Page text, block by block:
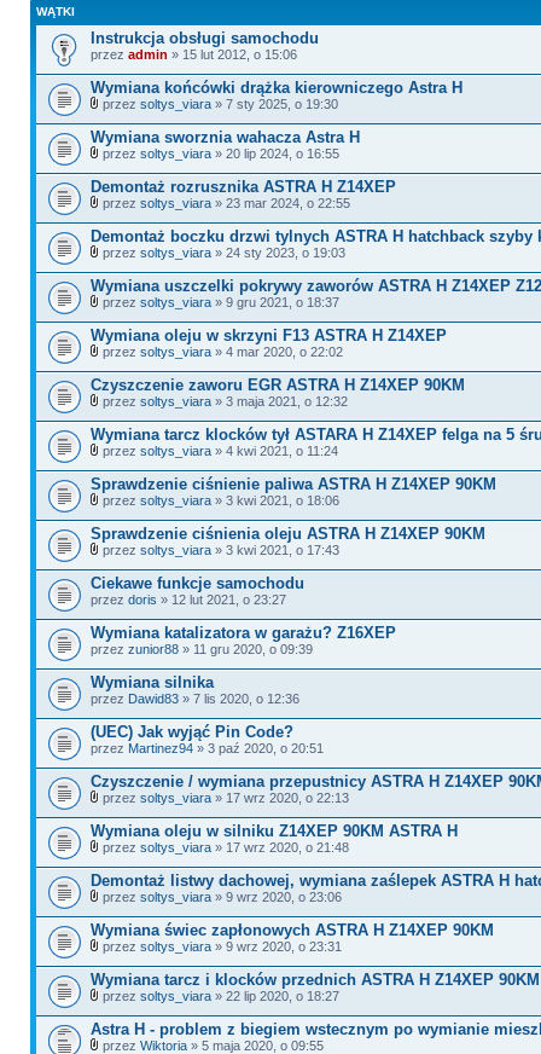
WĄTKI
Instrukcja obsługi samochodu
przez admin » 15 lut 2012, o 15:06
Wymiana końcówki drążka kierowniczego Astra H
przez soltys_viara» 7 sty 2025, o 19:30
Wymiana sworznia wahacza Astra H
przez soltys_viara» 20 lip 2024, o 16:55
Demontaż rozrusznika ASTRA H Z14XEP
przez soltys_viara» 23 mar 2024, o 22:55
Demontaż boczku drzwi tylnych ASTRA H hatchback szyby
przez soltys_viara» 24 sty 2023, o 19:03
Wymiana uszczelki pokrywy zaworów ASTRA H Z14XEP
przez soltys_viara» 9 gru 2021, o 18:37
Wymiana oleju w skrzyni F13 ASTRA H Z14XEP
przez soltys_viara» 4 mar 2020, o 22:02
Czyszczenie zaworu EGR ASTRA H Z14XEP 90KM
przez soltys_viara» 3 maja 2021, o 12:32
Wymiana tarcz klocków tył ASTARA H Z14XEP felga na 5
przez soltys_viara» 4 kwi 2021, o 11:24
Sprawdzenie ciśnienie paliwa ASTRA H Z14XEP 90KM
przez soltys_viara» 3 kwi 2021, o 18:06
Sprawdzenie ciśnienia oleju ASTRA H Z14XEP 90KM
przez soltys_viara» 3 kwi 2021, o 17:43
Ciekawe funkcje samochodu
przez doris » 12 lut 2021, o 23:27
Wymiana katalizatora w garażu? Z16XEP
przez zunior88» 11 gru 2020, o 09:39
Wymiana silnika
przez Dawid83» 7 lis 2020, o 12:36
(UEC) Jak wyjąć Pin Code?
przez Martinez94» 3 paź 2020, o 20:51
Czyszczenie / wymiana przepustnicy ASTRA H Z14XEP
przez soltys_viara» 17 wrz 2020, o 22:13
Wymiana oleju w silniku Z14XEP 90KM ASTRA H
przez soltys_viara» 17 wrz 2020, o 21:48
Demontaż listwy dachowej, wymiana zaślepek ASTRA H
przez soltys_viara» 9 wrz 2020, o 23:06
Wymiana świec zapłonowych ASTRA H Z14XEP 90KM
przez soltys_viara» 9 wrz 2020, o 23:31
Wymiana tarcz i klocków przednich ASTRA H Z14XEP 90KM
przez soltys_viara» 22 lip 2020, o 18:27
Astra H - problem z biegiem wstecznym po wymianie
przez Wiktoria» 5 maja 2020, o 09:55